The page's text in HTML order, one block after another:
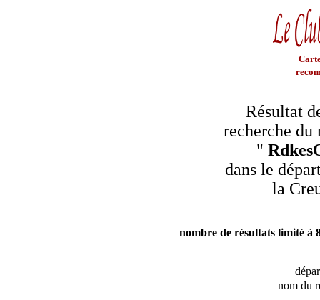
Résultat
recherche du
"
dans le
la
nombre de résultats limité à
nom du